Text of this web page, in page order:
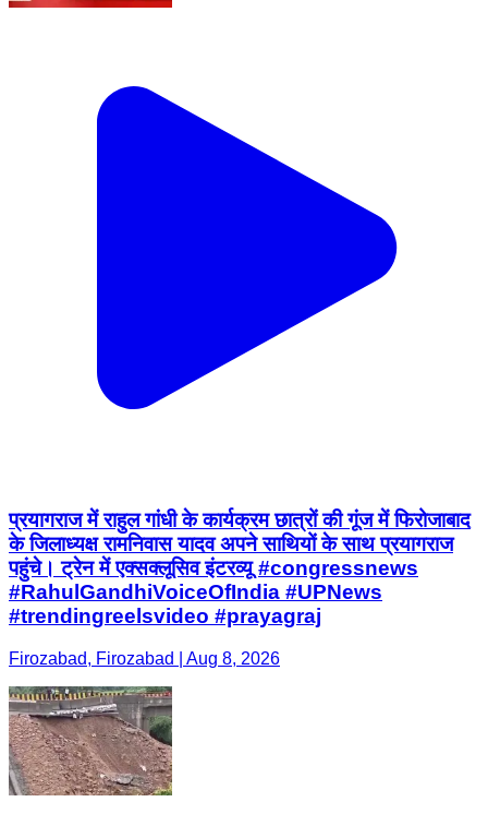
प्रयागराज में राहुल गांधी के कार्यक्रम छात्रों की गूंज में फिरोजाबाद
के जिलाध्यक्ष रामनिवास यादव अपने साथियों के साथ प्रयागराज
पहुंचे। ट्रेन में एक्सक्लूसिव इंटरव्यू #congressnews
#RahulGandhiVoiceOfIndia #UPNews
#trendingreelsvideo #prayagraj
Firozabad, Firozabad | Aug 8, 2026